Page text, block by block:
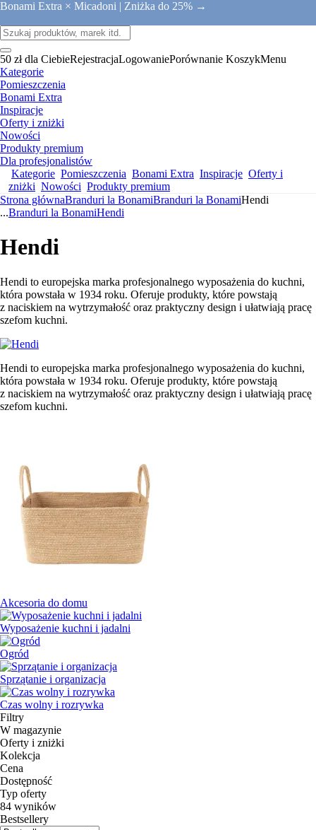
Bonami Extra × Micadoni | Zniżka do 25% →
50 zł dla CiebieRejestracjaLogowaniePorównanie KoszykMenu
Kategorie
Pomieszczenia
Bonami Extra
Inspiracje
Oferty i zniżki
Nowości
Produkty premium
Dla profesjonalistów
Kategorie Pomieszczenia Bonami Extra Inspiracje Oferty i
zniżki Nowości Produkty premium
Strona głównaBranduri la BonamiBranduri la BonamiHendi
...Branduri la BonamiHendi
Hendi
Hendi to europejska marka profesjonalnego wyposażenia do kuchni,
która powstała w 1934 roku. Oferuje produkty, które powstają
z naciskiem na wytrzymałość oraz praktyczny design i ułatwiają pracę
szefom kuchni.
Hendi to europejska marka profesjonalnego wyposażenia do kuchni,
która powstała w 1934 roku. Oferuje produkty, które powstają
z naciskiem na wytrzymałość oraz praktyczny design i ułatwiają pracę
szefom kuchni.
Akcesoria do domu
Wyposażenie kuchni i jadalni
Ogród
Sprzątanie i organizacja
Czas wolny i rozrywka
Filtry
W magazynie
Oferty i zniżki
Kolekcja
Cena
Dostępność
Typ oferty
84 wyników
Bestsellery